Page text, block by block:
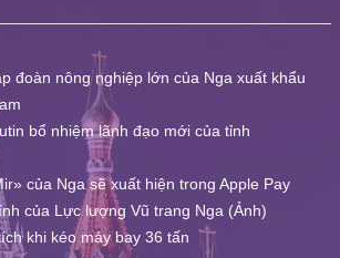
đoàn nông nghiệp lớn của Nga xuất khẩu
bổ nhiệm lãnh đạo mới của tỉnh
của Nga sẽ xuất hiện trong Apple Pay
của Lực lượng Vũ trang Nga (Ảnh)
khi kéo máy bay 36 tấn